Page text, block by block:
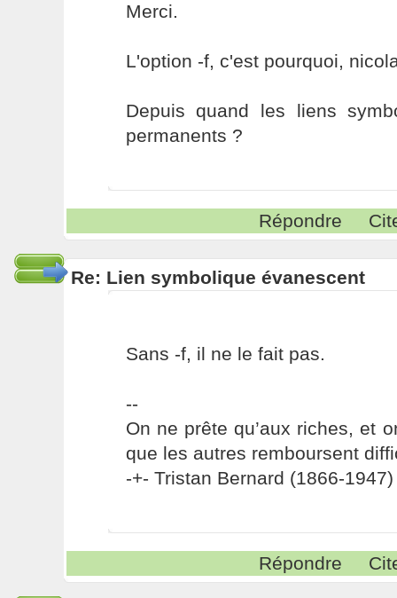
Merci.
L'option -f, c'est pourquoi,
Depuis quand les liens
permanents ?
Répondre
Re: Lien symbolique évanescent
Sans -f, il ne le fait pas.
--
On ne prête qu’aux riches, et
que les autres remboursent
-+- Tristan Bernard (1866-1947)
Répondre